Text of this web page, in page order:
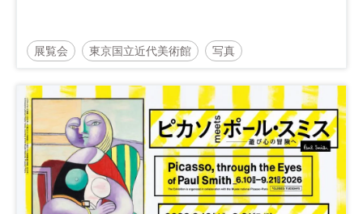
展覧会 東京国立近代美術館 写真